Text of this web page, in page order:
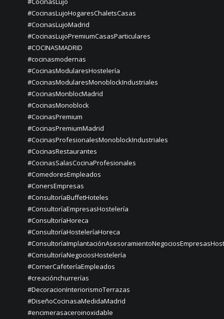
#CocinasLujoHogaresChaletsCasas
#CocinasLujoMadrid
#CocinasLujoPremiumCasasParticulares
#COCINASMADRID
#cocinasmodernas
#CocinasModularesHostelería
#CocinasModularesMonoblockIndustriales
#CocinasMonblocMadrid
#CocinasMonoblock
#CocinasPremium
#CocinasPremiumMadrid
#CocinasProfesionalesMonoblockIndustriales
#CocinasRestaurantes
#CocinasSalasCocinaProfesionales
#ComedoresEmpleados
#ConersEmpresas
#ConsultoríaBuffetHoteles
#ConsultoríaEmpresasHostelería
#ConsultoríaHoreca
#ConsultoríaHosteleríaHoreca
#ConsultoríaNegociosHostelería
#CornerCafeteríaEmpleados
#creaciónchurrerías
#DecoracionInteriorismoTerrazas
#DiseñoCocinasaMedidaMadrid
#encimerasaceroinoxidable